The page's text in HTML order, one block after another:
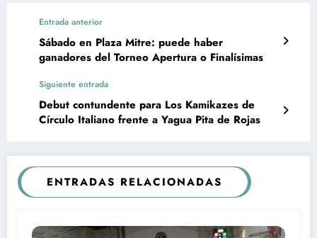
Entrada anterior
Sábado en Plaza Mitre: puede haber
ganadores del Torneo Apertura o Finalísimas
Siguiente entrada
Debut contundente para Los Kamikazes de
Círculo Italiano frente a Yagua Pita de Rojas
ENTRADAS RELACIONADAS